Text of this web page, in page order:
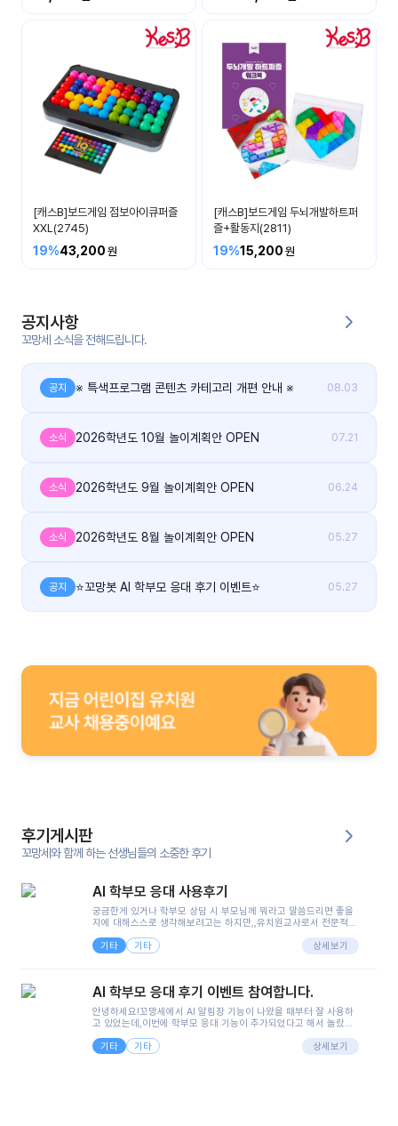
공지
사항
이벤
트
들의
이야
후기
게시
그
[캐스B]보드게임 점보아이큐퍼즐
XXL(2745)
19%43,200
[캐스B]보드게임 두뇌개발하트퍼
즐+활동지(2811)
19%15,200
공지사항
꼬망세 소식을 전해드립니다.
공지 ※ 특색프로그램 콘텐츠 카테고리 개편 안내 ※ 08.03
소식 2026학년도 10월 놀이계획안 OPEN 07.21
소식 2026학년도 9월 놀이계획안 OPEN 06.24
소식 2026학년도 8월 놀이계획안 OPEN 05.27
공지 ⭐꼬망봇 AI 학부모 응대 후기 이벤트⭐ 05.27
후기게시판
꼬망세와 함께 하는 선생님들의 소중한 후기
AI 학부모 응대 사용후기
궁금한게 있거나 학부모 상담 시 부모님께 뭐라고 말씀드리면 좋을
지에 대해스스로 생각해보려고는 하지만,,유치원교사로서 전문적인
려니 어려울때가...^^(저만 그런거 아니죠 ㅜㅜ)꼬망봇의 장점은 지
피티나 제미나이는 몇세이고 여자인지 남자인지 등그래도 좀 기본
정보를 제공하면서 물어봐야할 때가 있어그때마다 정보를 입력하는
으셔서 고민이 됐는데ai 학부모 응대를 써볼 수 있어서 좋았어요!앞
면..)그리고 제가 신입 때 이게 있었더라면 ㅜㅜㅜㅜ?응대 팁이 정말
좋은거 같아요지금은 그래도 아이들이 잘 이해 되지만초임 때는 정
말 어려워서 항상다른 선생님들께 도움을 요청했었거든요..ㅠ*일지
쓸 때도 좀 도움이 되는 거 같아요!
기타 기타 상세보기
AI 학부모 응대 후기 이벤트 참여합니다.
안녕하세요!꼬망세에서 AI 알림장 기능이 나왔을 때부터 잘 사용하
고 있었는데,이번에 학부모 응대 기능이 추가되었다고 해서 놀랐습
님 응대에 더 많은 부담을 느끼고 있습니다 ㅠㅠ이번에 제가 원에서
겪은 일과 학부모님께 전달드렸던 내용을 함께 보시고,저와 비슷한
기타 기타 상세보기